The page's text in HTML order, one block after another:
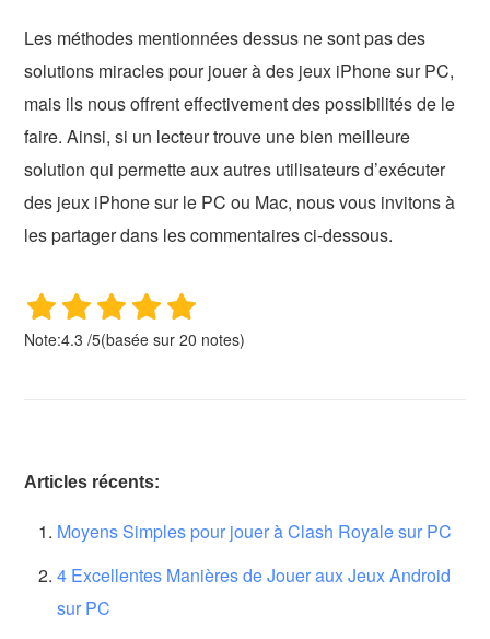
Les méthodes mentionnées dessus ne sont pas des
solutions miracles pour jouer à des jeux iPhone sur PC,
mais ils nous offrent effectivement des possibilités de le
faire. Ainsi, si un lecteur trouve une bien meilleure
solution qui permette aux autres utilisateurs d’exécuter
des jeux iPhone sur le PC ou Mac, nous vous invitons à
les partager dans les commentaires ci-dessous.
Note:4.3 /5(basée sur20 notes)
Articles récents:
Moyens Simples pour jouer à Clash Royale sur PC
4 Excellentes Manières de Jouer aux Jeux Android
sur PC